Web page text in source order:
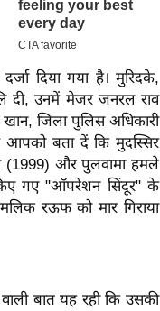
दिया गया है। मुरिदके,
दी, उनमें मेजर जनरल राव
जिला पुलिस अधिकारी
आपको बता दें कि मुदस्सिर
(1999) और पुलवामा हमले
किए गए "ऑपरेशन सिंदूर" के
रऊफ को मार गिराया
बात यह रही कि उसकी